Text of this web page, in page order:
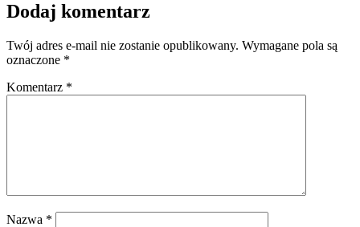
Dodaj komentarz
Twój adres e-mail nie zostanie opublikowany. Wymagane pola są
oznaczone *
Komentarz *
Nazwa *